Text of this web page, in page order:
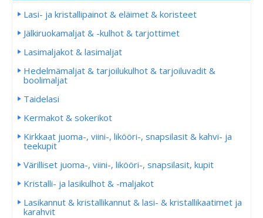
Lasi- ja kristallipainot & eläimet & koristeet
Jälkiruokamaljat & -kulhot & tarjottimet
Lasimaljakot & lasimaljat
Hedelmämaljat & tarjoilukulhot & tarjoiluvadit &
boolimaljat
Taidelasi
Kermakot & sokerikot
Kirkkaat juoma-, viini-, likööri-, snapsilasit & kahvi- ja
teekupit
Värilliset juoma-, viini-, likööri-, snapsilasit, kupit
Kristalli- ja lasikulhot & -maljakot
Lasikannut & kristallikannut & lasi- & kristallikaatimet ja
karahvit